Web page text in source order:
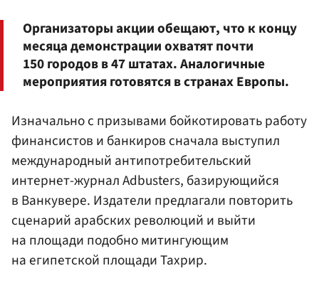
Организаторы акции обещают, что к концу
месяца демонстрации охватят почти
150 городов в 47 штатах. Аналогичные
мероприятия готовятся в странах Европы.
Изначально с призывами бойкотировать работу
финансистов и банкиров сначала выступил
международный антипотребительский
интернет-журнал Adbusters, базирующийся
в Ванкувере. Издатели предлагали повторить
сценарий арабских революций и выйти
на площади подобно митингующим
на египетской площади Тахрир.